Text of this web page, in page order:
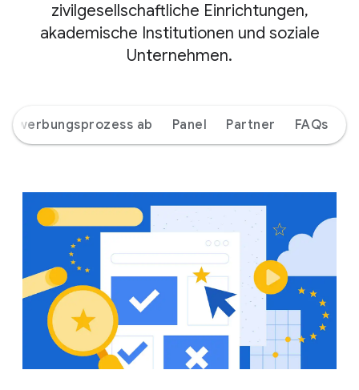
zivilgesellschaftliche Einrichtungen,
akademische Institutionen und soziale
Unternehmen.
ab Panel Partner FAQs